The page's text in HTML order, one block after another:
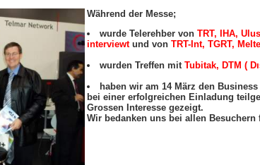
Während der Messe;
wurde Telerehber von TRT, IHA,
interviewtund von TRT-Int, TGRT,
wurden Treffen mit Tubitak, DTM (
haben wir am 14 März den
bei einer erfolgreichen Einladung
Grossen Interesse gezeigt.
Wir bedanken uns bei allen